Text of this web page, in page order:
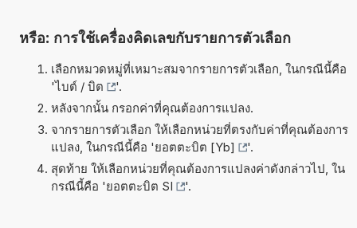
หรือ: การใช้เครื่องคิดเลขกับรายการตัวเลือก
เลือกหมวดหมู่ที่เหมาะสมจากรายการตัวเลือก, ในกรณีนี้คือ
'ไบต์ / บิต
'.
หลังจากนั้น กรอกค่าที่คุณต้องการแปลง.
จากรายการตัวเลือก ให้เลือกหน่วยที่ตรงกับค่าที่คุณต้องการ
แปลง, ในกรณีนี้คือ 'ยอตตะบิต [Yb]
'.
สุดท้าย ให้เลือกหน่วยที่คุณต้องการแปลงค่าดังกล่าวไป, ใน
กรณีนี้คือ 'ยอตตะบิต SI '.